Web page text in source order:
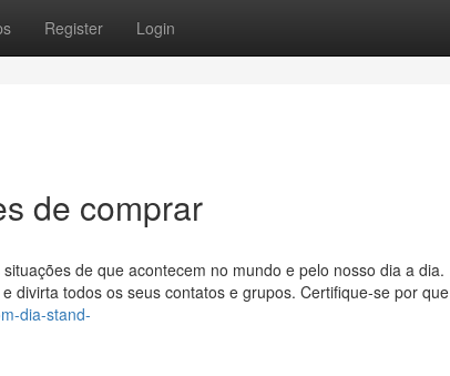
Register Login
de comprar
de que acontecem no mundo e pelo nosso dia a dia.
divirta todos os seus contatos e grupos. Certifique-se por que
dia-stand-